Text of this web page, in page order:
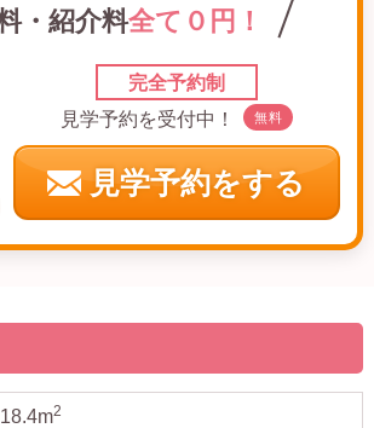
・紹介料全て０円！
完全予約制
見学予約を受付中！
無料
見学予約をする
18.4m2